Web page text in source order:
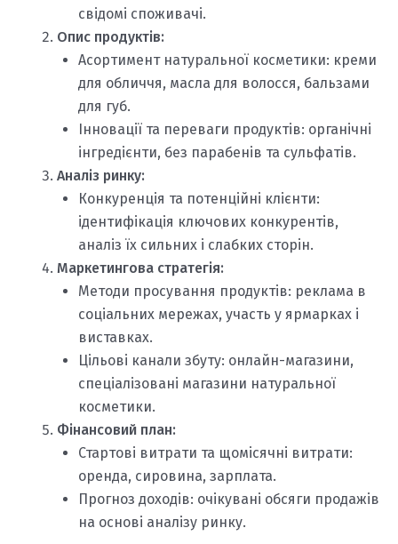
свідомі споживачі.
Опис продуктів:
Асортимент натуральної косметики: креми
для обличчя, масла для волосся, бальзами
для губ.
Інновації та переваги продуктів: органічні
інгредієнти, без парабенів та сульфатів.
Аналіз ринку:
Конкуренція та потенційні клієнти:
ідентифікація ключових конкурентів,
аналіз їх сильних і слабких сторін.
Маркетингова стратегія:
Методи просування продуктів: реклама в
соціальних мережах, участь у ярмарках і
виставках.
Цільові канали збуту: онлайн-магазини,
спеціалізовані магазини натуральної
косметики.
Фінансовий план:
Стартові витрати та щомісячні витрати:
оренда, сировина, зарплата.
Прогноз доходів: очікувані обсяги продажів
на основі аналізу ринку.